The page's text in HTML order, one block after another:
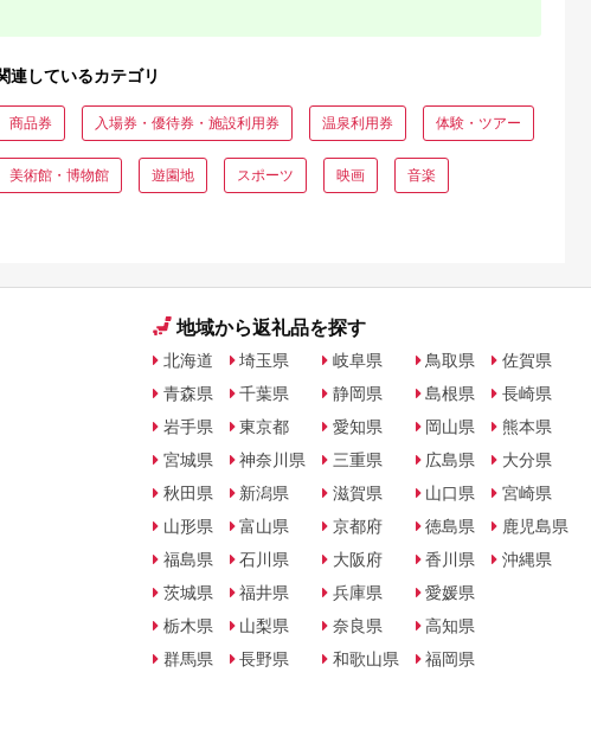
連しているカテゴリ
商品券 入場券・優待券・施設利用券 温泉利用券 体験・ツアー
美術館・博物館 遊園地 スポーツ 映画 音楽
地域から返礼品を探す
北海道
青森県
岩手県
宮城県
秋田県
山形県
福島県
茨城県
栃木県
群馬県
埼玉県
千葉県
東京都
神奈川県
新潟県
富山県
石川県
福井県
山梨県
長野県
岐阜県
静岡県
愛知県
三重県
滋賀県
京都府
大阪府
兵庫県
奈良県
和歌山県
鳥取県
島根県
岡山県
広島県
山口県
徳島県
香川県
愛媛県
高知県
福岡県
佐賀県
長崎県
熊本県
大分県
宮崎県
鹿児島県
沖縄県